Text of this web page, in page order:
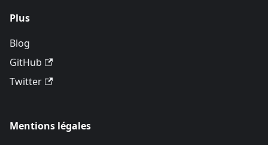
Plus
Blog
GitHub
Twitter
Mentions légales